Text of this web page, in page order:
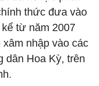
thức đưa vào
từ năm 2007
xâm nhập vào các
dân Hoa Kỳ, trên